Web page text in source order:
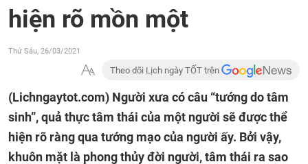
hiện rõ mồn một
Thứ Sáu, 26/03/2021
Theo dõi Lịch ngày TỐT trên
(Lichngaytot.com) Người xưa có câu “tướng do tâm
sinh”, quả thực tâm thái của một người sẽ được thể
hiện rõ ràng qua tướng mạo của người ấy. Bởi vậy,
khuôn mặt là phong thủy đời người, tâm thái ra sao